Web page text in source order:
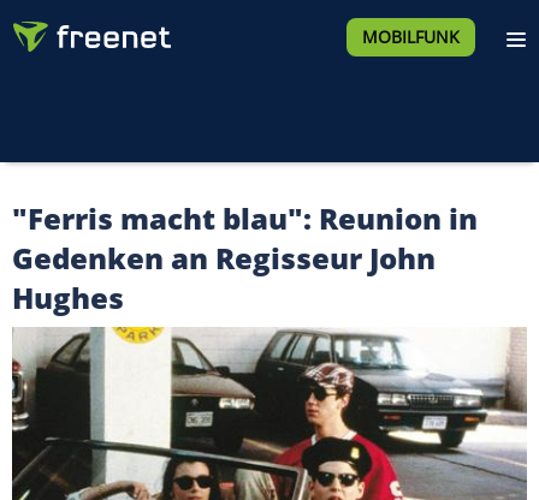
MOBILFUNK
"Ferris macht blau": Reunion in
Gedenken an Regisseur John
Hughes